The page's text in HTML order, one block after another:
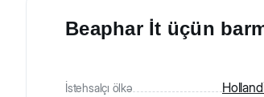
Beaphar İt üçün
İstehsalçı ölkə